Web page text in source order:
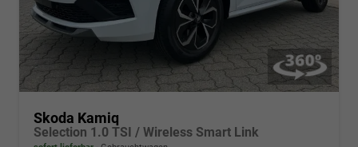
Skoda Kamiq
Selection 1.0 TSI / Wireless Smart Link